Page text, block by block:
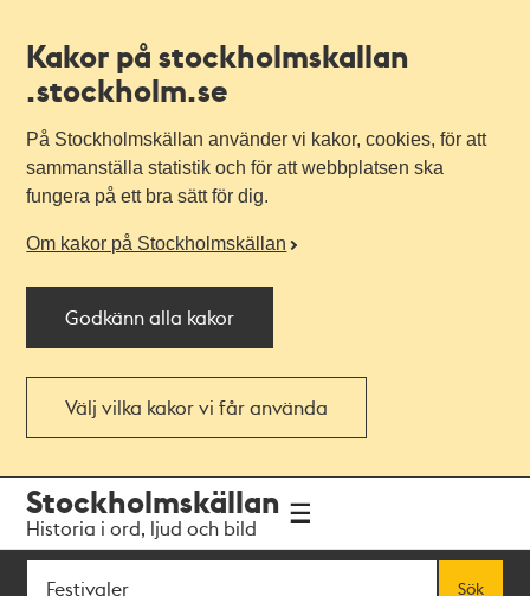
Kakor på stockholmskallan
.stockholm.se
På Stockholmskällan använder vi kakor, cookies, för att
sammanställa statistik och för att webbplatsen ska
fungera på ett bra sätt för dig.
Om kakor på Stockholmskällan
Godkänn alla kakor
Välj vilka kakor vi får använda
navigationen
huvudinnehållet
Stockholmskällan
Historia i ord, ljud och bild
Sök
Sök